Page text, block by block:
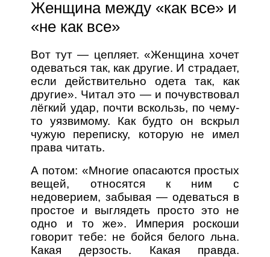
Женщина между «как все» и
«не как все»
Вот тут — цепляет. «Женщина хочет
одеваться так, как другие. И страдает,
если действительно одета так, как
другие». Читал это — и почувствовал
лёгкий удар, почти вскользь, по чему-
то уязвимому. Как будто он вскрыл
чужую переписку, которую не имел
права читать.
А потом: «Многие опасаются простых
вещей, относятся к ним с
недоверием, забывая — одеваться в
простое и выглядеть просто это не
одно и то же». Империя роскоши
говорит тебе: не бойся белого льна.
Какая дерзость. Какая правда.